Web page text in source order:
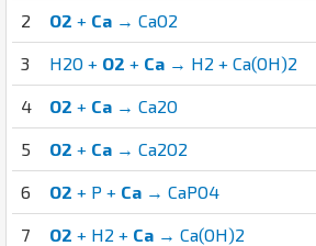
2 O2 + Ca → CaO2
3 H2O + O2 + Ca → H2 + Ca(OH)2
4 O2 + Ca → Ca2O
5 O2 + Ca → Ca2O2
6 O2 + P + Ca → CaPO4
7 O2 + H2 + Ca → Ca(OH)2